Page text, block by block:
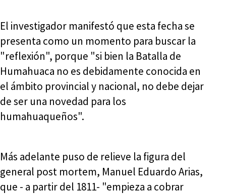
El investigador manifestó que esta fecha se
presenta como un momento para buscar la
"reflexión", porque "si bien la Batalla de
Humahuaca no es debidamente conocida en
el ámbito provincial y nacional, no debe dejar
de ser una novedad para los
humahuaqueños".
Más adelante puso de relieve la figura del
general post mortem, Manuel Eduardo Arias,
que - a partir del 1811- "empieza a cobrar